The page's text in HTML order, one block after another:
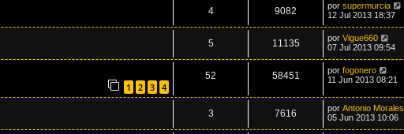
4 9082 por supermurcia
12 Jul 2013 18:37
5 11135 por Vigue660
07 Jul 2013 09:54
1 2 3 4
52 58451 por fogonero
11 Jun 2013 08:21
3 7616 por Antonio Morales
05 Jun 2013 10:06